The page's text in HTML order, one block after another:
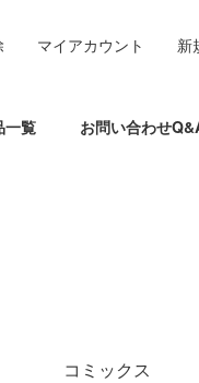
一覧 お問い合わせ
マイアカウント 新
コミックス